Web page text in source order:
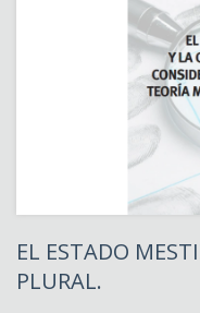
EL ESTADO
PLURAL.